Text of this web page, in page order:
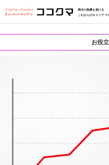
熊本の熱量を届ける
これからのキャリアマ
お役